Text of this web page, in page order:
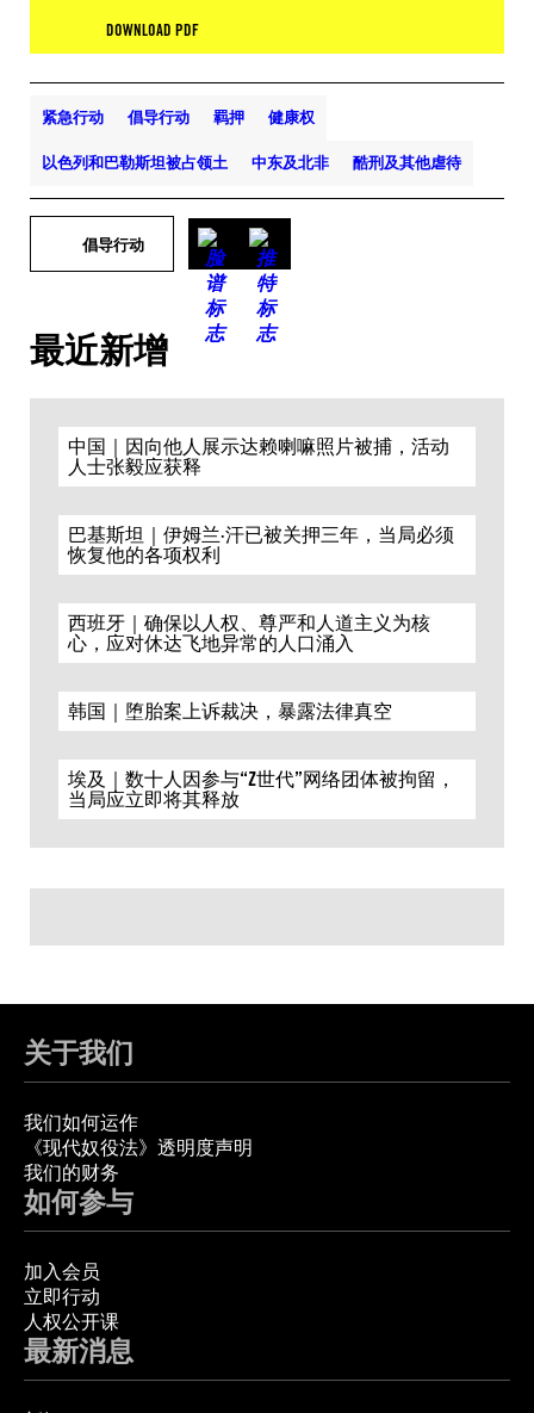
DOWNLOAD PDF
紧急行动 倡导行动 羁押 健康权
以色列和巴勒斯坦被占领土 中东及北非 酷刑及其他虐待
倡导行动
最近新增
中国｜因向他人展示达赖喇嘛照片被捕，活动
人士张毅应获释
巴基斯坦｜伊姆兰·汗已被关押三年，当局必须
恢复他的各项权利
西班牙｜确保以人权、尊严和人道主义为核
心，应对休达飞地异常的人口涌入
韩国｜堕胎案上诉裁决，暴露法律真空
埃及｜数十人因参与“Z世代”网络团体被拘留，
当局应立即将其释放
关于我们
我们如何运作
《现代奴役法》透明度声明
我们的财务
如何参与
加入会员
立即行动
人权公开课
最新消息